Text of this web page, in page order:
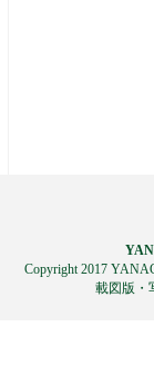
Copyright 2017
載図版・